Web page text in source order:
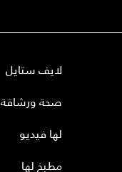
لايف ستايل
صحة ورشاقة
لها فيديو
مطبخ لها